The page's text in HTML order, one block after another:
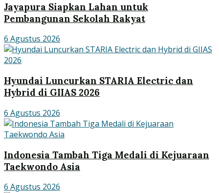
Jayapura Siapkan Lahan untuk
Pembangunan Sekolah Rakyat
6 Agustus 2026
Hyundai Luncurkan STARIA Electric dan
Hybrid di GIIAS 2026
6 Agustus 2026
Indonesia Tambah Tiga Medali di Kejuaraan
Taekwondo Asia
6 Agustus 2026